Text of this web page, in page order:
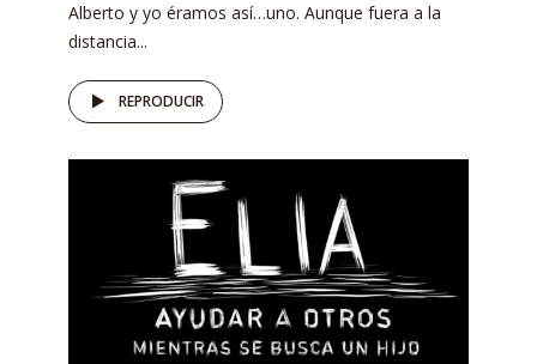
Alberto y yo éramos así…uno. Aunque fuera a la
distancia...
REPRODUCIR